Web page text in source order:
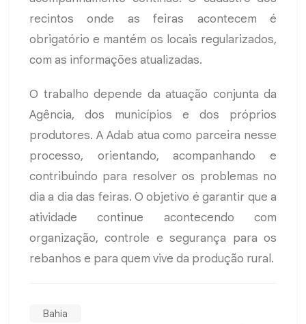
recintos onde as feiras acontecem é
obrigatório e mantém os locais regularizados,
com as informações atualizadas.
O trabalho depende da atuação conjunta da
Agência, dos municípios e dos próprios
produtores. A Adab atua como parceira nesse
processo, orientando, acompanhando e
contribuindo para resolver os problemas no
dia a dia das feiras. O objetivo é garantir que a
atividade continue acontecendo com
organização, controle e segurança para os
rebanhos e para quem vive da produção rural.
Bahia